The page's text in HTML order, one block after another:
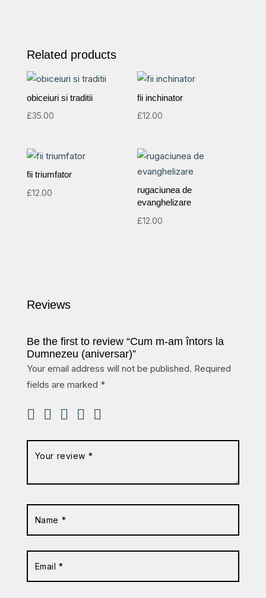
Related products
obiceiuri si traditii
£35.00
fii inchinator
£12.00
fii triumfator
£12.00
rugaciunea de
evanghelizare
£12.00
Reviews
Be the first to review “Cum m-am întors la
Dumnezeu (aniversar)”
Your email address will not be published. Required
fields are marked *